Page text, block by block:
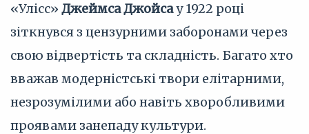
«Улісс» Джеймса Джойсау 1922 році
зіткнувся з цензурними заборонами через
свою відвертість та складність. Багато хто
вважав модерністські твори елітарними,
незрозумілими або навіть хворобливими
проявами занепаду культури.